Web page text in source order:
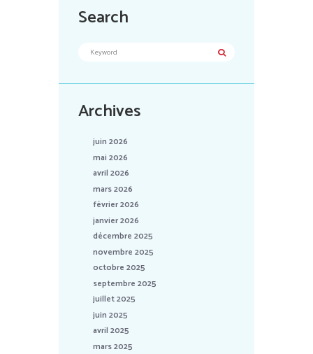
Search
Archives
juin 2026
mai 2026
avril 2026
mars 2026
février 2026
janvier 2026
décembre 2025
novembre 2025
octobre 2025
septembre 2025
juillet 2025
juin 2025
avril 2025
mars 2025